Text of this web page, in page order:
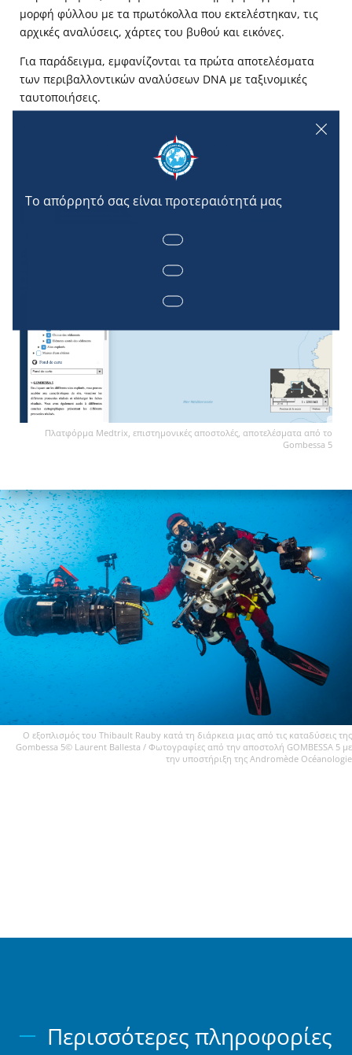
μορφή φύλλου με τα πρωτόκολλα που εκτελέστηκαν, τις
αρχικές αναλύσεις, χάρτες του βυθού και εικόνες.
Για παράδειγμα, εμφανίζονται τα πρώτα αποτελέσματα
των περιβαλλοντικών αναλύσεων DNA με ταξινομικές
ταυτοποιήσεις.
επιτελούν οι επιστήμονες, οι οποίοι σταδιακά
αποκαλύπτουν τα μυστήρια του βυθού.
Πλατφόρμα Medtrix, επιστημονικές αποστολές, αποτελέσματα από το
Gombessa 5
Ο εξοπλισμός του Thibault Rauby κατά τη διάρκεια μιας από τις καταδύσεις της
Gombessa 5© Laurent Ballesta / Φωτογραφίες από την αποστολή GOMBESSA 5 με
την υποστήριξη της Andromède Océanologie
Περισσότερες πληροφορίες